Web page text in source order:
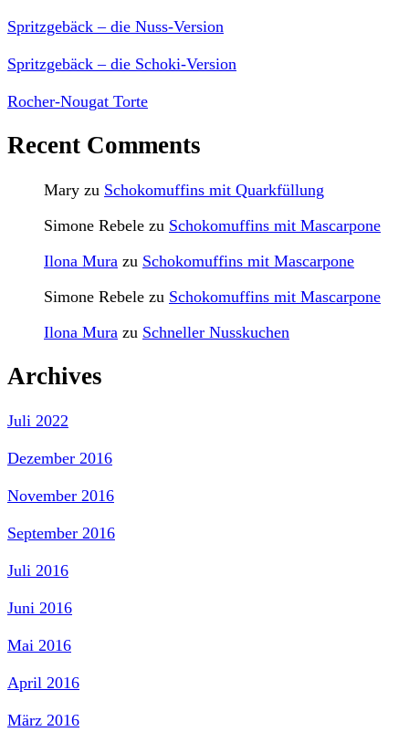
Spritzgebäck – die Nuss-Version
Spritzgebäck – die Schoki-Version
Rocher-Nougat Torte
Recent Comments
Mary zu Schokomuffins mit Quarkfüllung
Simone Rebele zu Schokomuffins mit Mascarpone
Ilona Mura zu Schokomuffins mit Mascarpone
Simone Rebele zu Schokomuffins mit Mascarpone
Ilona Mura zu Schneller Nusskuchen
Archives
Juli 2022
Dezember 2016
November 2016
September 2016
Juli 2016
Juni 2016
Mai 2016
April 2016
März 2016